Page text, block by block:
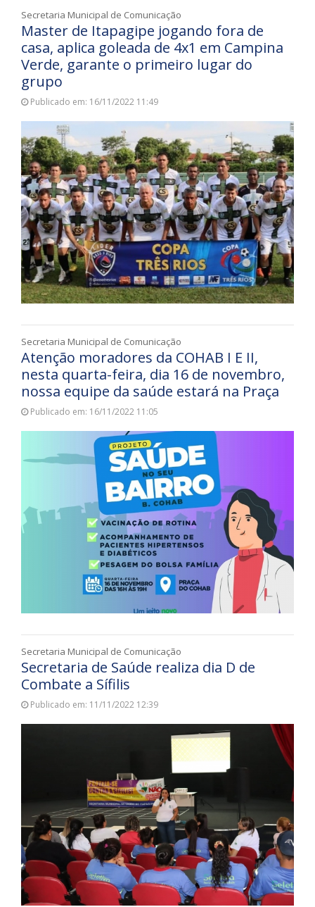
Secretaria Municipal de Comunicação
Master de Itapagipe jogando fora de
casa, aplica goleada de 4x1 em Campina
Verde, garante o primeiro lugar do
grupo
Publicado em: 16/11/2022 11:49
Secretaria Municipal de Comunicação
Atenção moradores da COHAB I E II,
nesta quarta-feira, dia 16 de novembro,
nossa equipe da saúde estará na Praça
Publicado em: 16/11/2022 11:05
Secretaria Municipal de Comunicação
Secretaria de Saúde realiza dia D de
Combate a Sífilis
Publicado em: 11/11/2022 12:39